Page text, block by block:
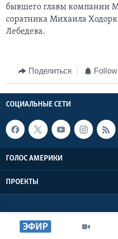
АМЕРИКА. БОЛЬШОЕ
ПОДПИСКА НА НОВОСТИ
Learning English
Языки
ЭФИР
бывшего главы компании
соратника Михаила
Лебедева.
Поделиться
СОЦИАЛЬНЫЕ СЕТИ
ГОЛОС АМЕРИКИ
ПРОЕКТЫ